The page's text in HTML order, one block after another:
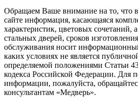
Обращаем Ваше внимание на то, что
сайте информация, касающаяся
характеристик, цветовых сочетаний,
стальных дверей, сроков
обслуживания носит
каких условиях не является
определяемой положениями Статьи
кодекса Российской Федерации. Для
информации, пожалуйста,
консультантам «Медверь».